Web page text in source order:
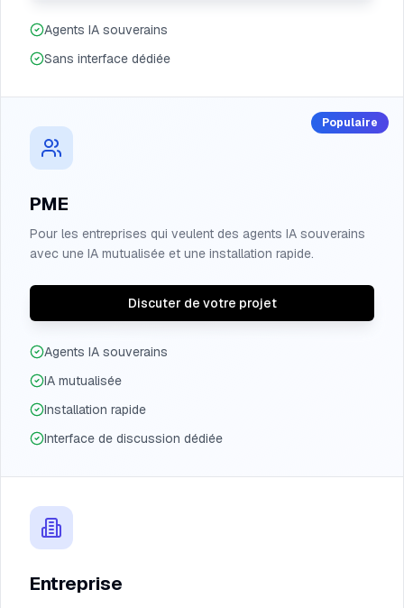
Agents IA souverains
Sans interface dédiée
Populaire
PME
Pour les entreprises qui veulent des agents IA souverains
avec une IA mutualisée et une installation rapide.
Discuter de votre projet
Agents IA souverains
IA mutualisée
Installation rapide
Interface de discussion dédiée
Entreprise